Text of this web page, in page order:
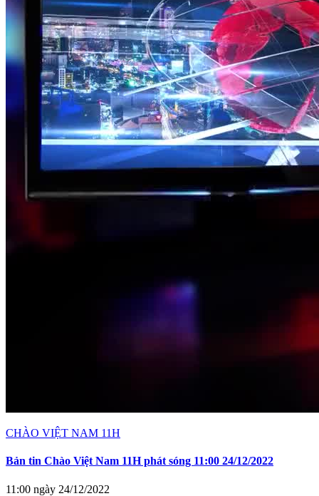
CHÀO VIỆT NAM 11H
Bản tin Chào Việt Nam 11H phát sóng 11:00 24/12/2022
11:00 ngày 24/12/2022